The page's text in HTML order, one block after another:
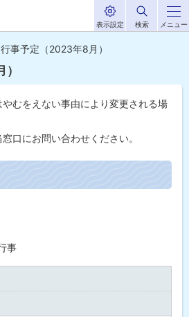
メニュー
表示設定 検索
行事予定（2023年8月）
むをえない事由により変更される場
口にお問い合わせください。
事